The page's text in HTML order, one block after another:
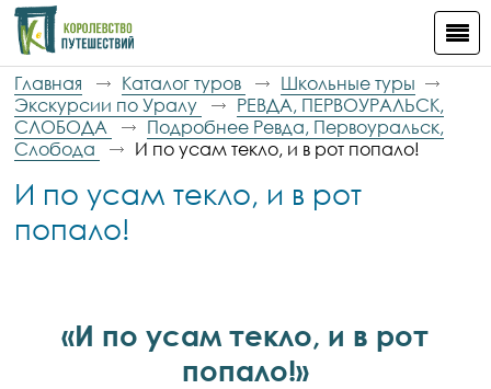
Главная Каталог туров
Школьные туры
Экскурсии по Уралу
РЕВДА, ПЕРВОУРАЛЬСК,
СЛОБОДА
Подробнее Ревда, Первоуральск,
Слобода
И по усам текло, и в рот попало!
И по усам текло, и в рот
попало!
«И по усам текло, и в рот
попало!»